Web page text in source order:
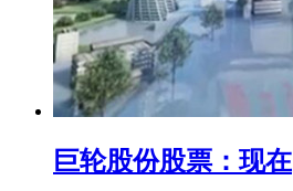
巨轮股份股票：现在